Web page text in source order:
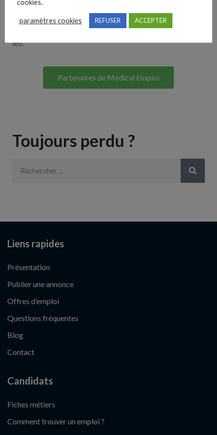
Lorem ipsum dolor sit amet, consectetur adipiscing elit. Ut
elit tellus, luctus nec ullamcorper mattis, pulvinar dapibus
leo.
Partenaires de Médical Emploi
Toujours perdu ?
Liens rapides
Présentation
Publier une annonce
Offres d’emploi
Questions fréquentes
Blog
Contact
Candidats
Fiches métiers
Comment trouver un emploi ?
cookies.
paramètres cookies REFUSER ACCEPTER